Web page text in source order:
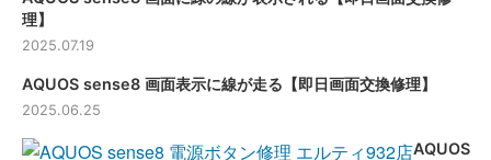
理】
2025.07.19
AQUOS sense8 画面表示に線が走る【即日画面交換修理】
2025.06.25
AQUOS